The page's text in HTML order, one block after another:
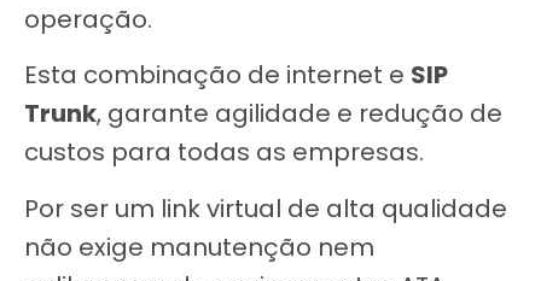
operação.
Esta combinação de internet e SIP
Trunk, garante agilidade e redução de
custos para todas as empresas.
Por ser um link virtual de alta qualidade
não exige manutenção nem